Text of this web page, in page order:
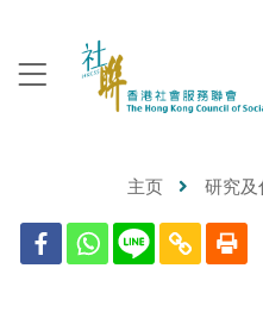
主页 研究及